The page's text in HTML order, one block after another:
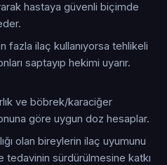
hastaya güvenli biçimde
fazla ilaç kullanıyorsa tehlikeli
saptayıp hekimi uyarır.
ve böbrek/karaciğer
göre uygun doz hesaplar.
olan bireylerin ilaç uyumunu
tedavinin sürdürülmesine katkı